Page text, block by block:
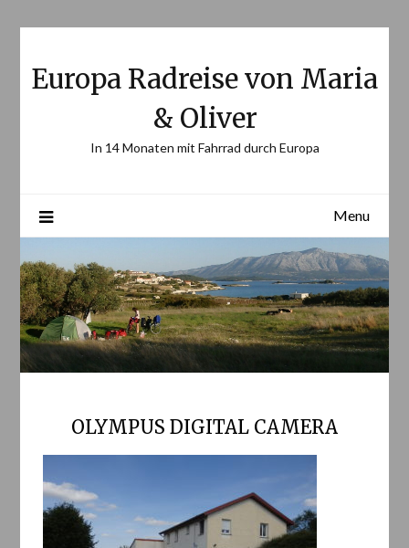
Europa Radreise von Maria
& Oliver
In 14 Monaten mit Fahrrad durch Europa
Menu
OLYMPUS DIGITAL CAMERA